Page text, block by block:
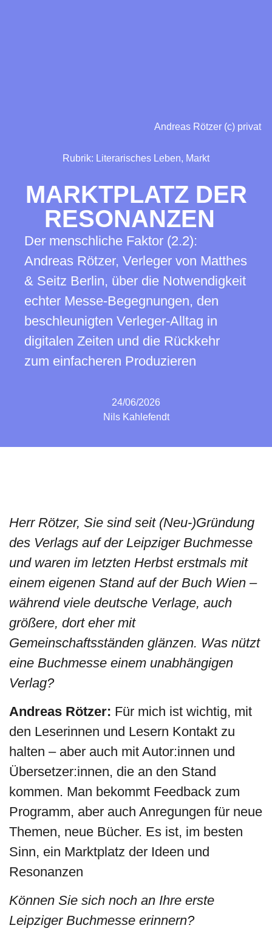
Rubrik: Literarisches Leben, Markt
MARKTPLATZ DER
RESONANZEN
Der menschliche Faktor (2.2):
Andreas Rötzer, Verleger von Matthes
& Seitz Berlin, über die Notwendigkeit
echter Messe-Begegnungen, den
beschleunigten Verleger-Alltag in
digitalen Zeiten und die Rückkehr
zum einfacheren Produzieren
24/06/2026
Nils Kahlefendt
Andreas Rötzer (c) privat
Herr Rötzer, Sie sind seit (Neu-)Gründung
des Verlags auf der Leipziger Buchmesse
und waren im letzten Herbst erstmals mit
einem eigenen Stand auf der Buch Wien –
während viele deutsche Verlage, auch
größere, dort eher mit
Gemeinschaftsständen glänzen. Was nützt
eine Buchmesse einem unabhängigen
Verlag?
Andreas Rötzer: Für mich ist wichtig, mit
den Leserinnen und Lesern Kontakt zu
halten – aber auch mit Autor:innen und
Übersetzer:innen, die an den Stand
kommen. Man bekommt Feedback zum
Programm, aber auch Anregungen für neue
Themen, neue Bücher. Es ist, im besten
Sinn, ein Marktplatz der Ideen und
Resonanzen
Können Sie sich noch an Ihre erste
Leipziger Buchmesse erinnern?